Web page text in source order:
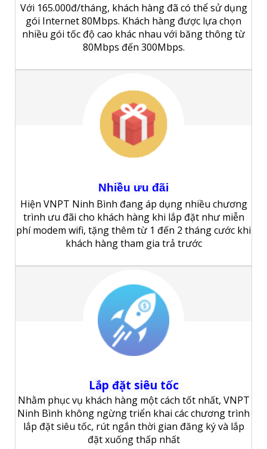
Với 165.000đ/tháng, khách hàng đã có thể sử dụng
gói Internet 80Mbps. Khách hàng được lựa chọn
nhiều gói tốc độ cao khác nhau với băng thông từ
80Mbps đến 300Mbps.
Nhiều ưu đãi
Hiện VNPT Ninh Bình đang áp dụng nhiều chương
trình ưu đãi cho khách hàng khi lắp đặt như miễn
phí modem wifi, tặng thêm từ 1 đến 2 tháng cước khi
khách hàng tham gia trả trước
Lắp đặt siêu tốc
Nhằm phục vụ khách hàng một cách tốt nhất, VNPT
Ninh Bình không ngừng triển khai các chương trình
lắp đặt siêu tốc, rút ngắn thời gian đăng ký và lắp
đặt xuống thấp nhất